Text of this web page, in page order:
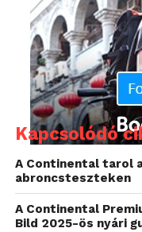
forintért találjuk
ilyenkor
magunkat, hogy
hónunk alatt egy
dobozzal, benne
húszféle
Kapcsolódó
A Continental tarol
abroncsteszteken
A Continental
Bild 2025-ös nyári